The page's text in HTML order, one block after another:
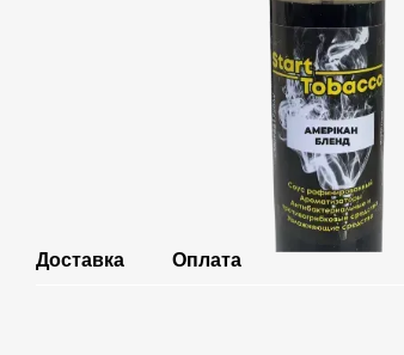
Доставка Оплата